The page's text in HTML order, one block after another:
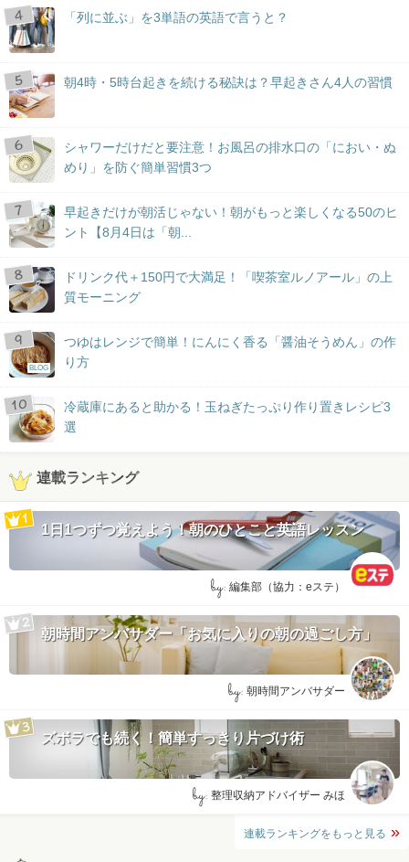
「列に並ぶ」を3単語の英語で言うと？
朝4時・5時台起きを続ける秘訣は？早起きさん4人の習慣
シャワーだけだと要注意！お風呂の排水口の「におい・ぬ
めり」を防ぐ簡単習慣3つ
早起きだけが朝活じゃない！朝がもっと楽しくなる50のヒ
ント【8月4日は「朝...
ドリンク代＋150円で大満足！「喫茶室ルノアール」の上
質モーニング
BLOG
つゆはレンジで簡単！にんにく香る「醤油そうめん」の作
り方
冷蔵庫にあると助かる！玉ねぎたっぷり作り置きレシピ3
選
連載ランキング
1日1つずつ覚えよう！朝のひとこと英語レッスン
by: 編集部（協力：eステ）
朝時間アンバサダー「お気に入りの朝の過ごし方」
by: 朝時間アンバサダー
ズボラでも続く！簡単すっきり片づけ術
by: 整理収納アドバイザー みほ
連載ランキングをもっと見る